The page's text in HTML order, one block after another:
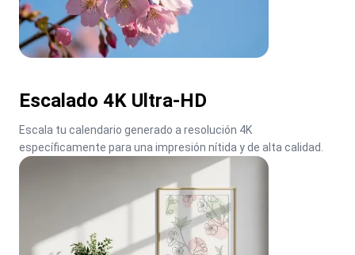
Escalado 4K Ultra-HD
Escala tu calendario generado a resolución 4K
específicamente para una impresión nítida y de alta calidad.